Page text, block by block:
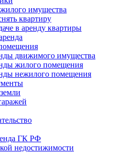
имущества
квартиру
в аренду квартиры
движимого имущества
жилого помещения
нежилого помещения
ГК РФ
недостижимости